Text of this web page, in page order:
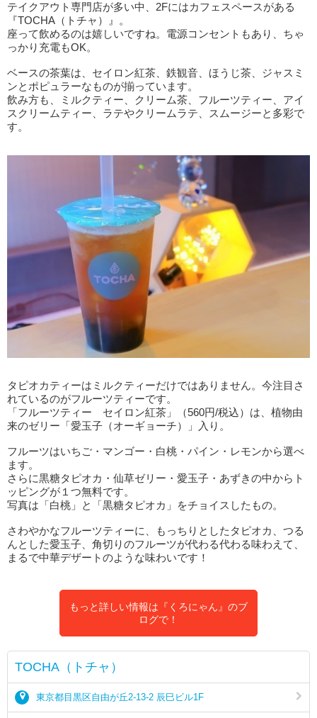
テイクアウト専門店が多い中、2Fにはカフェスペースがある
『TOCHA（トチャ）』。
座って飲めるのは嬉しいですね。電源コンセントもあり、ちゃ
っかり充電もOK。
ベースの茶葉は、セイロン紅茶、鉄観音、ほうじ茶、ジャスミ
ンとポピュラーなものが揃っています。
飲み方も、ミルクティー、クリーム茶、フルーツティー、アイ
スクリームティー、ラテやクリームラテ、スムージーと多彩で
す。
タピオカティーはミルクティーだけではありません。今注目さ
れているのがフルーツティーです。
「フルーツティー セイロン紅茶」（560円/税込）は、植物由
来のゼリー「愛玉子（オーギョーチ）」入り。
フルーツはいちご・マンゴー・白桃・パイン・レモンから選べ
ます。
さらに黒糖タピオカ・仙草ゼリー・愛玉子・あずきの中からト
ッピングが１つ無料です。
写真は「白桃」と「黒糖タピオカ」をチョイスしたもの。
さわやかなフルーツティーに、もっちりとしたタピオカ、つる
んとした愛玉子、角切りのフルーツが代わる代わる味わえて、
まるで中華デザートのような味わいです！
もっと詳しい情報は『くろにゃん』のブ
ログで！
TOCHA（トチャ）
東京都目黒区自由が丘2-13-2 辰巳ビル1F